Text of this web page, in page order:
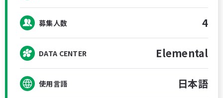
募集人数 4
DATA CENTER Elemental
使用言語 日本語